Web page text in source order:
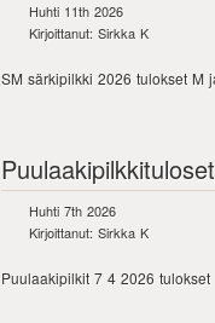
Huhti 11th 2026
Kirjoittanut: Sirkka K
SM särkipilkki 2026 tulokset M
Huhti 7th 2026
Kirjoittanut: Sirkka K
Puulaakipilkit 7 4 2026 tulokset